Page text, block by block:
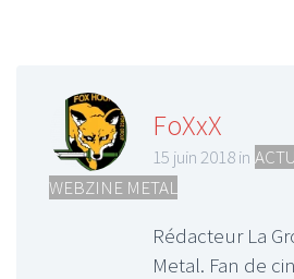
FoXxX
15 juin 2018 in
WEBZINE METAL
Rédacteur La
Metal. Fan de